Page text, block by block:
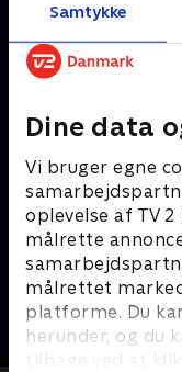
Samtykke
Dine data
Vi bruger egne
oplevelse af TV
målrette
målrettet
platforme. Du
herunder, og du
tilbage ved at
Andre så også
På patrulje i
Dokumentar • 2